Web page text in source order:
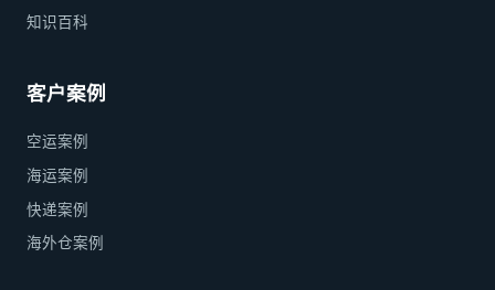
知识百科
客户案例
空运案例
海运案例
快递案例
海外仓案例